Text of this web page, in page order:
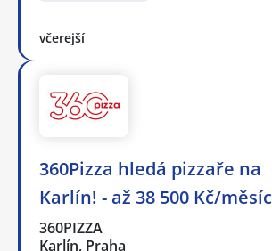
včerejší
360Pizza hledá pizzaře na
Karlín! - až 38 500 Kč/měsíc
360PIZZA
Karlín, Praha